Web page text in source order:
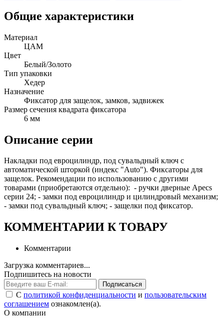
Общие характеристики
Материал
ЦАМ
Цвет
Белый/Золото
Тип упаковки
Хедер
Назначение
Фиксатор для защелок, замков, задвижек
Размер сечения квадрата фиксатора
6 мм
Описание серии
Накладки под евроцилиндр, под сувальдный ключ с
автоматической шторкой (индекс "Auto"). Фиксаторы для
защелок. Рекомендации по использованию с другими
товарами (приобретаются отдельно): - ручки дверные Apecs
серии 24; - замки под евроцилиндр и цилиндровый механизм;
- замки под сувальдный ключ; - защелки под фиксатор.
КОММЕНТАРИИ К ТОВАРУ
Комментарии
Загрузка комментариев...
Подпишитесь на новости
Подписаться
С политикой конфиденциальности и пользовательским
соглашением ознакомлен(а).
О компании